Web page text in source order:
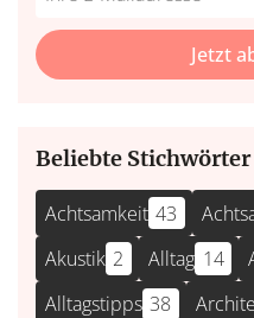
fill
this
Mailadresse:
Jetzt
Beliebte Stichwörter
Achtsamkeit 43
Akustik 2 Alltag 14
Alltagstipps 38